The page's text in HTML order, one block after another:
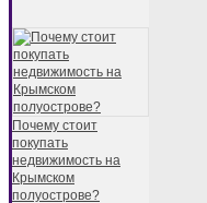
Почему стоит
покупать
недвижимость на
Крымском
полуострове?